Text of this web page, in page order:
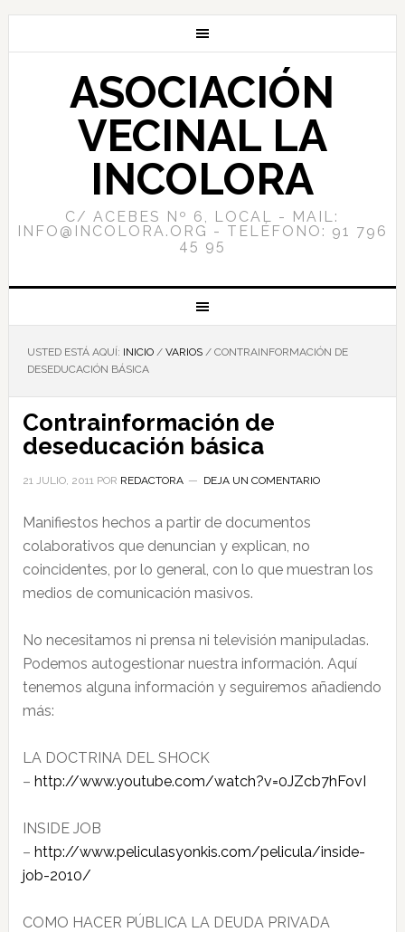
ASOCIACIÓN
VECINAL LA
INCOLORA
C/ ACEBES Nº 6, LOCAL - MAIL:
INFO@INCOLORA.ORG - TELÉFONO: 91 796
45 95
USTED ESTÁ AQUÍ: INICIO / VARIOS /CONTRAINFORMACIÓN DE
DESEDUCACIÓN BÁSICA
Contrainformación de
deseducación básica
21 JULIO, 2011POR REDACTORA DEJA UN COMENTARIO
Manifiestos hechos a partir de documentos
colaborativos que denuncian y explican, no
coincidentes, por lo general, con lo que muestran los
medios de comunicación masivos.
No necesitamos ni prensa ni televisión manipuladas.
Podemos autogestionar nuestra información. Aquí
tenemos alguna información y seguiremos añadiendo
más:
LA DOCTRINA DEL SHOCK
– http://www.youtube.com/watch?v​=0JZcb7hFovI
INSIDE JOB
– http://www.peliculasyonkis.com​/pelicula/inside-
job-2010/
COMO HACER PÚBLICA LA DEUDA PRIVADA